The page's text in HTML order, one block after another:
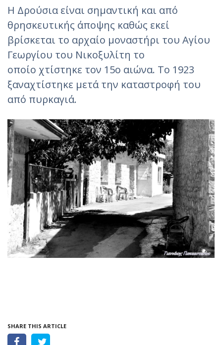
Η Δρούσια είναι σημαντική και από
θρησκευτικής άποψης καθώς εκεί
βρίσκεται το αρχαίο μοναστήρι του Αγίου
Γεωργίου του Νικοξυλίτη το
οποίο χτίστηκε τον 15ο αιώνα. Το 1923
ξαναχτίστηκε μετά την καταστροφή του
από πυρκαγιά.
SHARE THIS ARTICLE